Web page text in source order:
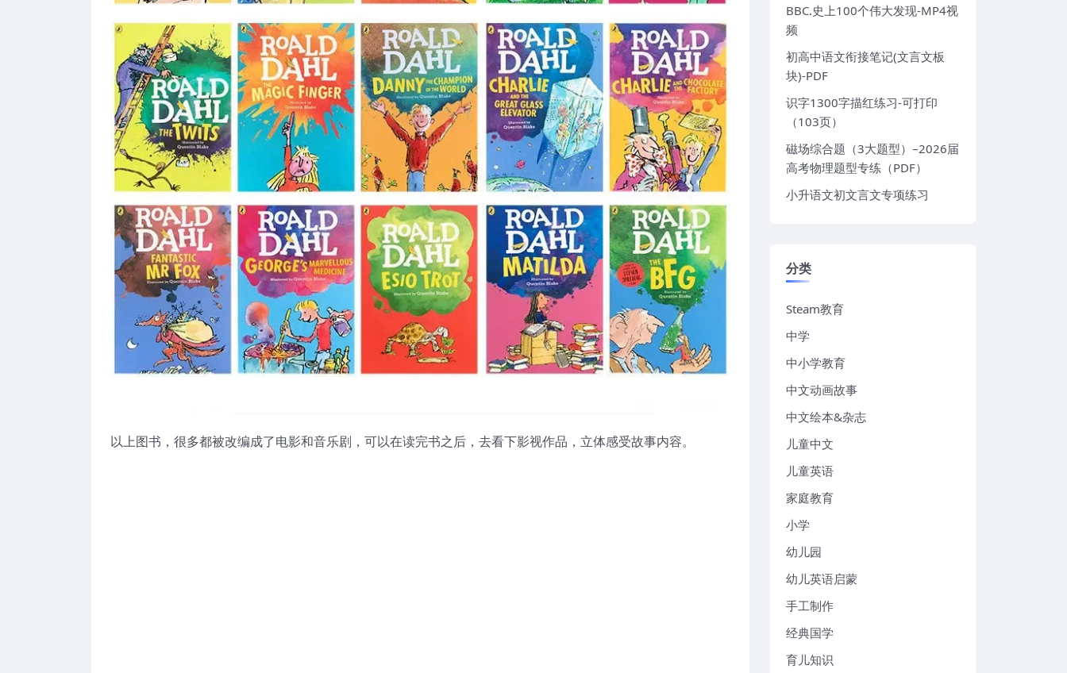
以上图书，很多都被改编成了电影和音乐剧，可以在读完书之后，去看下影视作品，立体感受故事内容。
BBC.史上100个伟大发现-MP4视
频
初高中语文衔接笔记(文言文板
块)-PDF
识字1300字描红练习-可打印
（103页）
磁场综合题（3大题型）–2026届
高考物理题型专练（PDF）
小升语文初文言文专项练习
分类
Steam教育
中学
中小学教育
中文动画故事
中文绘本&杂志
儿童中文
儿童英语
家庭教育
小学
幼儿园
幼儿英语启蒙
手工制作
经典国学
育儿知识